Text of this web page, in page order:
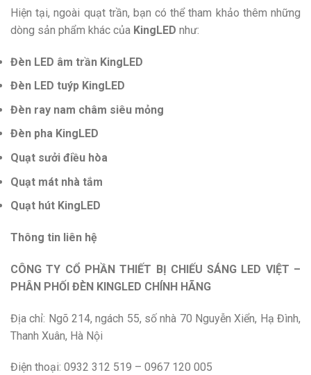
Hiện tại, ngoài quạt trần, bạn có thể tham khảo thêm những
dòng sản phẩm khác của KingLED như:
Đèn LED âm trần KingLED
Đèn LED tuýp KingLED
Đèn ray nam châm siêu mỏng
Đèn pha KingLED
Quạt sưởi điều hòa
Quạt mát nhà tắm
Quạt hút KingLED
Thông tin liên hệ
CÔNG TY CỔ PHẦN THIẾT BỊ CHIẾU SÁNG LED VIỆT –
PHÂN PHỐI ĐÈN KINGLED CHÍNH HÃNG
Địa chỉ: Ngõ 214, ngách 55, số nhà 70 Nguyễn Xiển, Hạ Đình,
Thanh Xuân, Hà Nội
Điện thoại: 0932 312 519 – 0967 120 005